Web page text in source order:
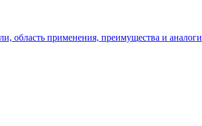
область применения, преимущества и аналоги